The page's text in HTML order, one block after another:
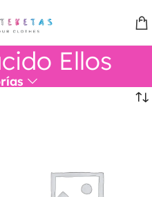
Ellos